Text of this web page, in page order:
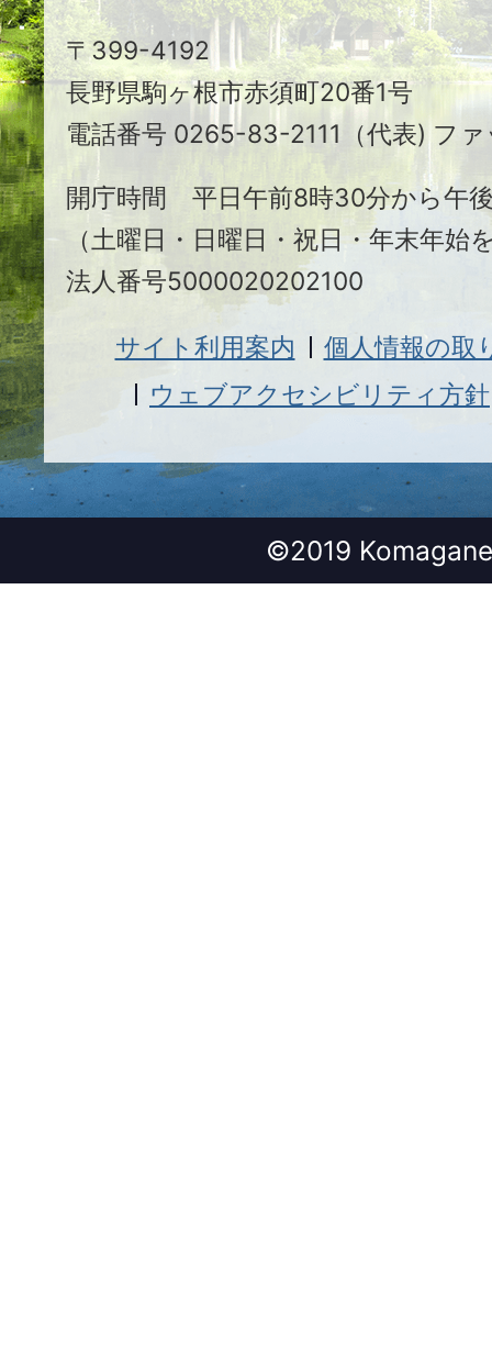
駒
ヶ
根
市
〒399-4192
長野県駒ヶ根市赤須町20番1号
電話番号 0265-83-2111（代表) フ
開庁時間 平日午前8時30分から午
（土曜日・日曜日・祝日・年末年始
法人番号5000020202100
サイト利用案内
個人情報の取
ウェブアクセシビリティ方針
©2019